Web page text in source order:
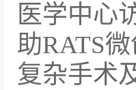
医学中心
助RATS
复杂手术